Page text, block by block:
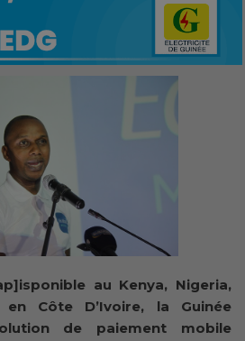
au Kenya, Nigeria,
Côte D’Ivoire, la Guinée
de paiement mobile